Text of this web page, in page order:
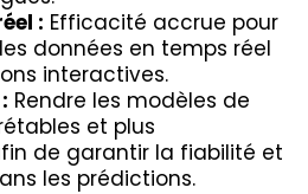
: Efficacité accrue pour
données en temps réel
interactives.
Rendre les modèles de
et plus
de garantir la fiabilité et
les prédictions.